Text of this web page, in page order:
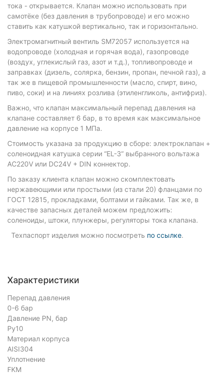
тока - открывается. Клапан можно использовать при
самотёке (без давления в трубопроводе) и его можно
ставить как катушкой вертикально, так и горизонтально.
Электромагнитный вентиль SM72057 используется на
водопроводе (холодная и горячая вода), газопроводе
(воздух, углекислый газ, азот и т.д.), топливопроводе и
заправках (дизель, солярка, бензин, пропан, печной газ), а
так же в пищевой промышленности (масло, спирт, вино,
пиво, соки) и на линиях розлива (этиленгликоль, антифриз).
Важно, что клапан максимальный перепад давления на
клапане составляет 6 бар, в то время как максимальное
давление на корпусе 1 МПа.
Стоимость указана за продукцию в сборе: электроклапан +
соленоидная катушка серии “EL-3” выбранного вольтажа
AC220V или DC24V + DIN коннектор.
По заказу клиента клапан можно скомплектовать
нержавеющими или простыми (из стали 20) фланцами по
ГОСТ 12815, прокладками, болтами и гайками. Так же, в
качестве запасных деталей можем предложить:
соленоиды, штоки, плунжеры, регуляторы тока клапана.
Техпаспорт изделия можно посмотреть по ссылке.
Характеристики
Перепад давления
0-6 бар
Давление PN, бар
Ру10
Материал корпуса
AISI304
Уплотнение
FKM